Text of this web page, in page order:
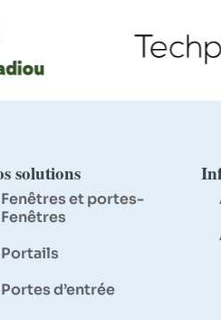
solutions
Fenêtres et portes-
Fenêtres
Portails
Portes d’entrée